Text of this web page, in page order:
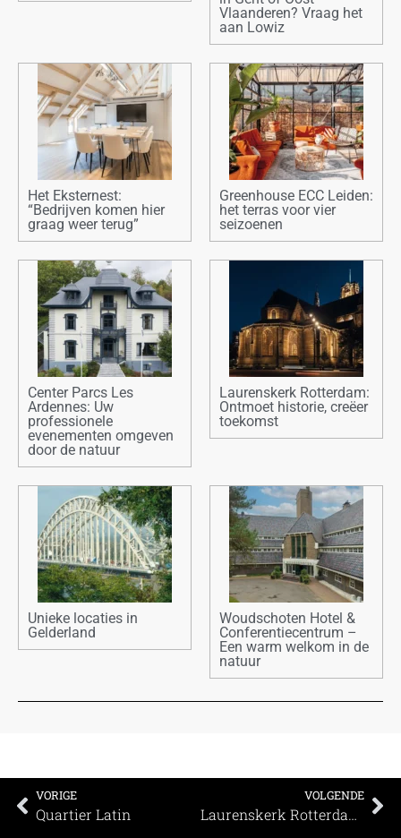
Vlaanderen? Vraag het
aan Lowiz
Het Eksternest:
“Bedrijven komen hier
graag weer terug”
Greenhouse ECC Leiden:
het terras voor vier
seizoenen
Center Parcs Les
Ardennes: Uw
professionele
evenementen omgeven
door de natuur
Laurenskerk Rotterdam:
Ontmoet historie, creëer
toekomst
Unieke locaties in
Gelderland
Woudschoten Hotel &
Conferentiecentrum –
Een warm welkom in de
natuur
VORIGE
Quartier Latin
VOLGENDE
Laurenskerk Rotterdam – Verleden en heden maken de toekomst